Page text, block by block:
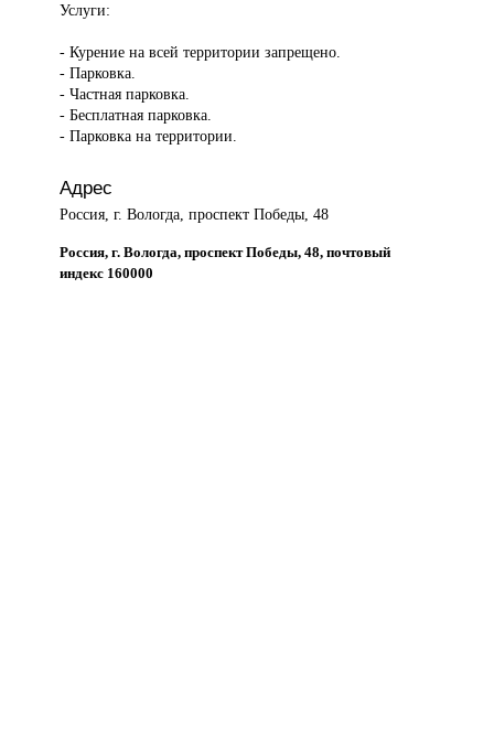
Услуги:
- Курение на всей территории запрещено.
- Парковка.
- Частная парковка.
- Бесплатная парковка.
- Парковка на территории.
Адрес
Россия, г. Вологда, проспект Победы, 48
Россия, г. Вологда, проспект Победы, 48, почтовый
индекс 160000